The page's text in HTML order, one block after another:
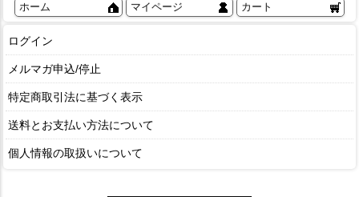
ホーム マイページ カート
ログイン
メルマガ申込/停止
特定商取引法に基づく表示
送料とお支払い方法について
個人情報の取扱いについて